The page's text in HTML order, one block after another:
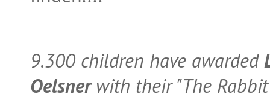
9.300 children have awarded
Oelsnerwith their "The Rabbit